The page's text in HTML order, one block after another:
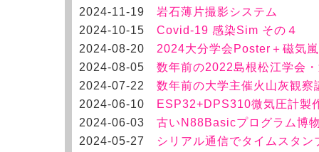
2024-11-19 岩石薄片撮影システム
2024-10-15 Covid-19 感染Sim その４
2024-08-20 2024大分学会Poster ＋磁気
2024-08-05 数年前の2022島根松江学会
2024-07-22 数年前の大学主催火山灰観察
2024-06-10 ESP32+DPS310微気圧計製
2024-06-03 古いN88Basicプログラム博
2024-05-27
シリアル通信でタイムスタン